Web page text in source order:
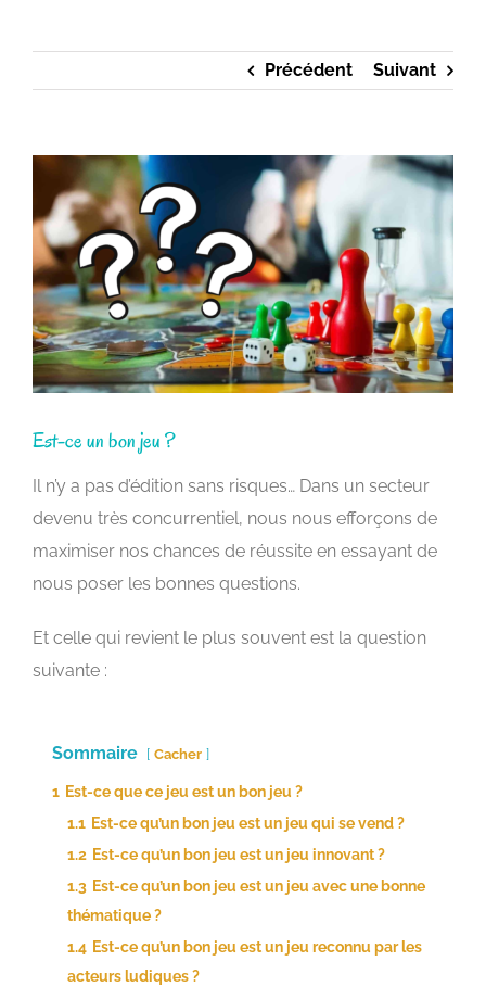
Précédent Suivant
Voir
l'image
agrandie
Est-ce un bon jeu ?
Il n’y a pas d’édition sans risques… Dans un secteur
devenu très concurrentiel, nous nous efforçons de
maximiser nos chances de réussite en essayant de
nous poser les bonnes questions.
Et celle qui revient le plus souvent est la question
suivante :
Sommaire Cacher
1 Est-ce que ce jeu est un bon jeu ?
1.1 Est-ce qu’un bon jeu est un jeu qui se vend ?
1.2 Est-ce qu’un bon jeu est un jeu innovant ?
1.3 Est-ce qu’un bon jeu est un jeu avec une bonne
thématique ?
1.4 Est-ce qu’un bon jeu est un jeu reconnu par les
acteurs ludiques ?